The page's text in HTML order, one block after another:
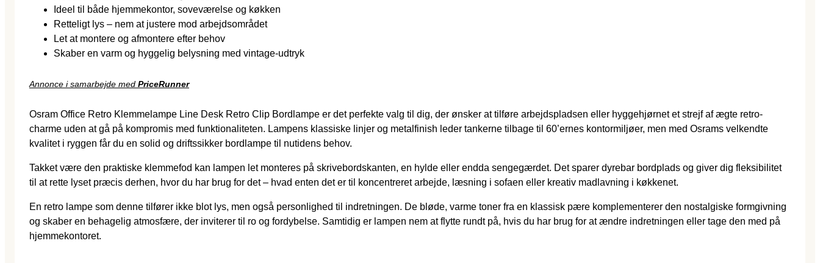
Ideel til både hjemmekontor, soveværelse og køkken
Retteligt lys – nem at justere mod arbejdsområdet
Let at montere og afmontere efter behov
Skaber en varm og hyggelig belysning med vintage-udtryk
Annonce i samarbejde med PriceRunner
Osram Office Retro Klemmelampe Line Desk Retro Clip Bordlampe er det perfekte valg til dig, der ønsker at tilføre arbejdspladsen eller hyggehjørnet et strejf af ægte retro-
charme uden at gå på kompromis med funktionaliteten. Lampens klassiske linjer og metalfinish leder tankerne tilbage til 60’ernes kontormiljøer, men med Osrams velkendte
kvalitet i ryggen får du en solid og driftssikker bordlampe til nutidens behov.
Takket være den praktiske klemmefod kan lampen let monteres på skrivebordskanten, en hylde eller endda sengegærdet. Det sparer dyrebar bordplads og giver dig fleksibilitet
til at rette lyset præcis derhen, hvor du har brug for det – hvad enten det er til koncentreret arbejde, læsning i sofaen eller kreativ madlavning i køkkenet.
En retro lampe som denne tilfører ikke blot lys, men også personlighed til indretningen. De bløde, varme toner fra en klassisk pære komplementerer den nostalgiske formgivning
og skaber en behagelig atmosfære, der inviterer til ro og fordybelse. Samtidig er lampen nem at flytte rundt på, hvis du har brug for at ændre indretningen eller tage den med på
hjemmekontoret.